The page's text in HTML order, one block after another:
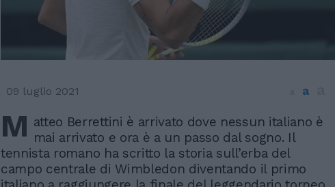
09 luglio 2021 a
M atteo Berrettini è arrivato dove nessun italiano è
mai arrivato e ora è a un passo dal sogno. Il
tennista romano ha scritto la storia sull’erba del
campo centrale di Wimbledon diventando il primo